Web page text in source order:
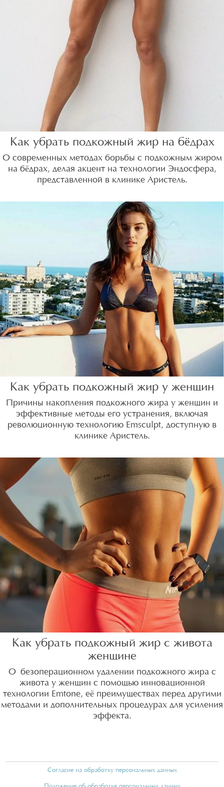
Как убрать подкожный жир на бёдрах
О современных методах борьбы с подкожным жиром
на бёдрах, делая акцент на технологии Эндосфера,
представленной в клинике Аристель.
Как убрать подкожный жир у женщин
Причины накопления подкожного жира у женщин и
эффективные методы его устранения, включая
революционную технологию Emsculpt, доступную в
клинике Аристель.
Как убрать подкожный жир с живота
женщине
О безоперационном удалении подкожного жира с
живота у женщин с помощью инновационной
технологии Emtone, её преимуществах перед другими
методами и дополнительных процедурах для усиления
эффекта.
Согласие на обработку персональных данных